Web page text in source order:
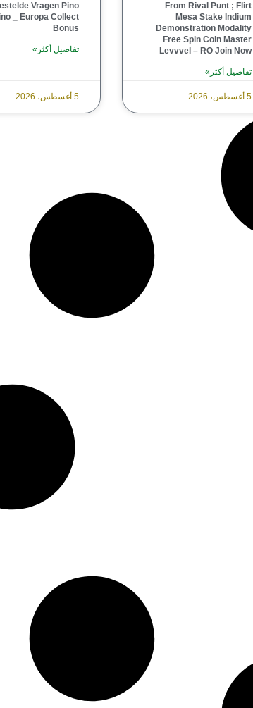
From Rival Punt ; Flirt
Mesa Stake Indium
Demonstration Modality
Free Spin Coin Master
Levvvel – RO Join Now
تفاصيل أكثر»
5 أغسطس، 2026
Vragen Pino
_ Europa Collect
Bonus
تفاصيل أكثر»
5 أغسطس، 2026